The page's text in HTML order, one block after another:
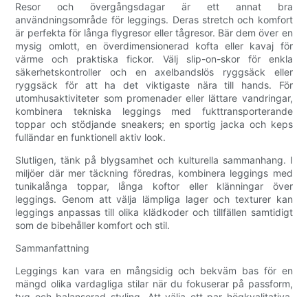
Resor och övergångsdagar är ett annat bra
användningsområde för leggings. Deras stretch och komfort
är perfekta för långa flygresor eller tågresor. Bär dem över en
mysig omlott, en överdimensionerad kofta eller kavaj för
värme och praktiska fickor. Välj slip-on-skor för enkla
säkerhetskontroller och en axelbandslös ryggsäck eller
ryggsäck för att ha det viktigaste nära till hands. För
utomhusaktiviteter som promenader eller lättare vandringar,
kombinera tekniska leggings med fukttransporterande
toppar och stödjande sneakers; en sportig jacka och keps
fulländar en funktionell aktiv look.
Slutligen, tänk på blygsamhet och kulturella sammanhang. I
miljöer där mer täckning föredras, kombinera leggings med
tunikalånga toppar, långa koftor eller klänningar över
leggings. Genom att välja lämpliga lager och texturer kan
leggings anpassas till olika klädkoder och tillfällen samtidigt
som de bibehåller komfort och stil.
Sammanfattning
Leggings kan vara en mångsidig och bekväm bas för en
mängd olika vardagliga stilar när du fokuserar på passform,